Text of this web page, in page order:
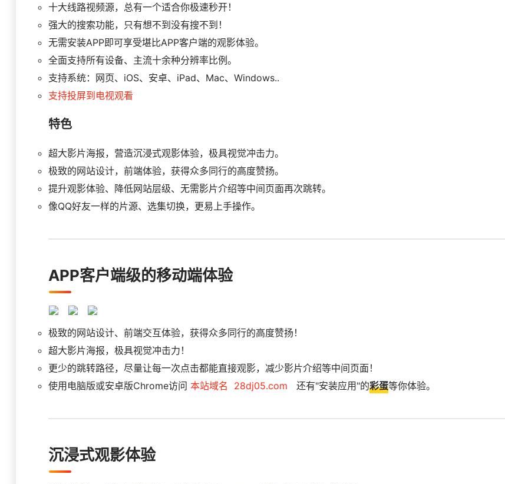
十大线路视频源，总有一个适合你极速秒开！
强大的搜索功能，只有想不到没有搜不到！
无需安装APP即可享受堪比APP客户端的观影体验。
全面支持所有设备、主流十余种分辨率比例。
支持系统：网页、iOS、安卓、iPad、Mac、Windows..
支持投屏到电视观看
特色
超大影片海报，营造沉浸式观影体验，极具视觉冲击力。
极致的网站设计，前端体验，获得众多同行的高度赞扬。
提升观影体验、降低网站层级、无需影片介绍等中间页面再次跳转。
像QQ好友一样的片源、选集切换，更易上手操作。
APP客户端级的移动端体验
极致的网站设计、前端交互体验，获得众多同行的高度赞扬！
超大影片海报，极具视觉冲击力！
更少的跳转路径，尽量让每一次点击都能直接观影，减少影片介绍等中间页面！
使用电脑版或安卓版Chrome访问 本站域名 28dj05.com 还有"安装应用"的彩蛋等你体验。
沉浸式观影体验